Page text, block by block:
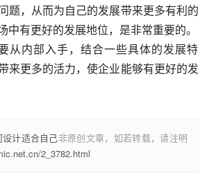
题，从而为自己的发展带来更多有利的
中有更好的发展地位，是非常重要的。
来更多的活力，使企业能够有更好的发
计适合自己非原创文章，如若转载，请注明
2_3782.html